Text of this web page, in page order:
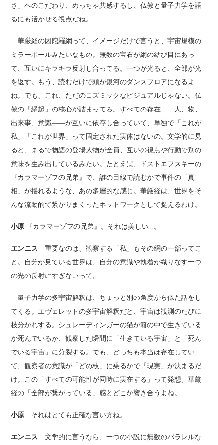
さ」へのこだわり、めっちゃ共感するし、仏教と量子力学を語
るにも活かせる視点だね。
華厳経の因陀羅網って、イメージだけで言うと、宇宙規模の
ミラーボールみたいなもの。無数の宝石が網の結び目にあっ
て、互いにキラキラ反射し合ってる。一つが光ると、全部が光
を返す。もう、読むだけで頭が銀河のダンスフロアになるよ
ね。でも、これ、ただのコズミックなビジュアルじゃない。仏
教の「縁起」の核心が詰まってる。すべての存在――人、物、
出来事、意識――が互いに依存し合っていて、単独で「これが
私」「これが世界」って固定された実体はないの。文学的に見
ると、まるで物語の登場人物が全員、互いの視点や行動で別の
意味を生み出しているみたい。たとえば、ドストエフスキーの
『カラマーゾフの兄弟』で、誰の目線で読むかで事件の「真
相」が揺れるような、あの多層的な感じ。華厳経は、世界をそ
んな流動的で繋がりまくったネットワークとして捉えるわけ。
小原 『カラマーゾフの兄弟』。それは美しい…。
エンニス 重要なのは、観察する「私」もその網の一部ってこ
と。自分が見ている世界は、自分の意識や執着が織りなす一つ
の光の反射にすぎないって。
量子力学の多宇宙解釈は、ちょっと別の角度から似た話をし
てくる。エヴェレットの多宇宙解釈だと、宇宙は観測のたびに
枝分かれする。シュレーディンガーの猫が箱の中で生きている
か死んでいるか、観察した瞬間に「生きている宇宙」と「死ん
でいる宇宙」に分裂する。でも、どっちも本当は存在してい
て、観察者の意識が「どの枝」に乗るかで「現実」が決まるだ
け。この「すべての可能性が同時に実在する」って発想、華厳
経の「全部が繋がっている」感とどこか響き合うよね。
小原 それはとても正確な言い方ね。
エンニス 文学的に言うなら、一つの小説に無数のパラレルな